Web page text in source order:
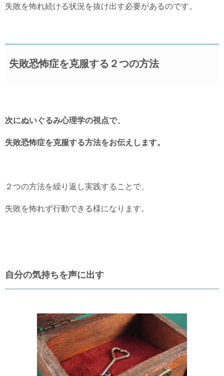
失敗を怖れ続ける状況を抜け出す必要があるのです。
失敗恐怖症を克服する２つの方法
次にぬいぐるみ心理学の視点で、
失敗恐怖症を克服する方法をお伝えします。
２つの方法を繰り返し実践することで、
失敗を怖れず行動できる様になります。
自分の気持ちを声に出す